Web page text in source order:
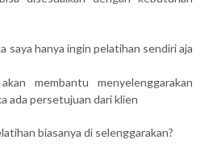
saya hanya ingin pelatihan sendiri aja
membantu menyelenggarakan
ada persetujuan dari klien
biasanya di selenggarakan?